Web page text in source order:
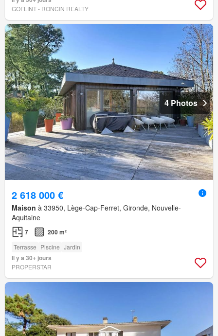
GOFLINT - RONCIN REALTY
4 Photos
2 618 000 €
Maison à 33950, Lège-Cap-Ferret, Gironde, Nouvelle-
Aquitaine
7 200 m²
Terrasse Piscine Jardin
Il y a 30+ jours
PROPERSTAR